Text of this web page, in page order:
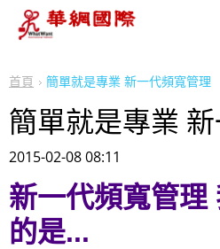
首頁 簡單就是專業 新一代頻寬管理
簡單就是專業
2015-02-08 08:11
新一代頻寬管理
的是...